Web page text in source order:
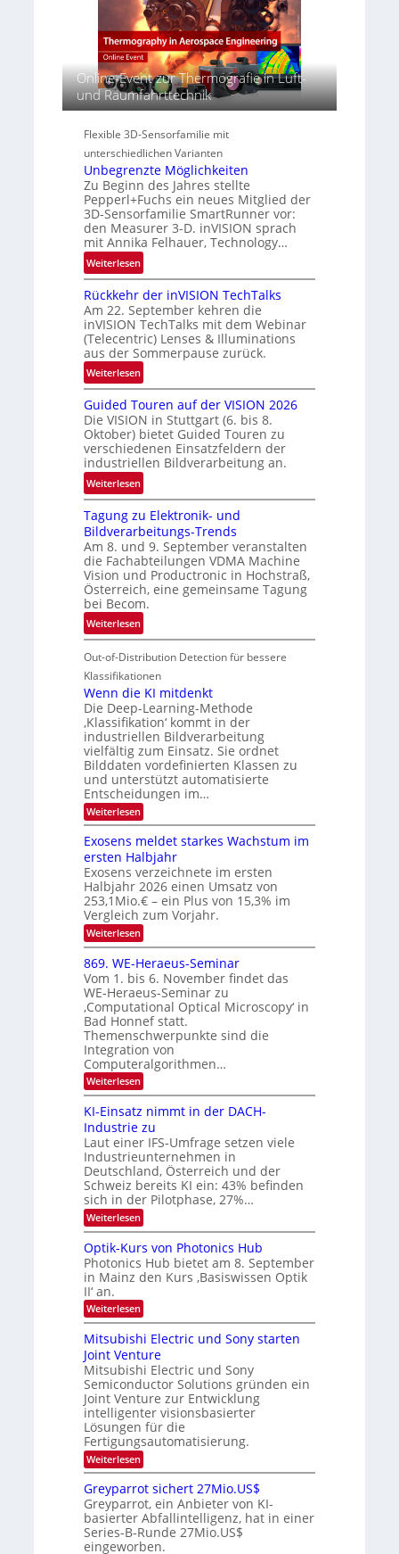
a
c
t
s
S
r
i
e
s
-
B
-
R
u
d
e
E
M
E
A
-
e
g
i
o
n
p
e
r
s
p
t
r
a
l
N
e
w
s
‘
Online-Event zur Thermografie in Luft-
und Raumfahrttechnik
Flexible 3D-Sensorfamilie mit
unterschiedlichen Varianten
Unbegrenzte Möglichkeiten
Zu Beginn des Jahres stellte
Pepperl+Fuchs ein neues Mitglied der
3D-Sensorfamilie SmartRunner vor:
den Measurer 3-D. inVISION sprach
mit Annika Felhauer, Technology…
Weiterlesen:
U
n
b
e
g
r
e
z
t
e
M
ö
g
l
i
c
h
k
e
i
t
e
Rückkehr der inVISION TechTalks
Am 22. September kehren die
inVISION TechTalks mit dem Webinar
(Telecentric) Lenses & Illuminations
aus der Sommerpause zurück.
Weiterlesen:
R
ü
c
k
k
e
h
d
e
r
i
n
V
I
S
I
O
N
T
e
c
h
T
a
l
k
s
Guided Touren auf der VISION 2026
Die VISION in Stuttgart (6. bis 8.
Oktober) bietet Guided Touren zu
verschiedenen Einsatzfeldern der
industriellen Bildverarbeitung an.
Weiterlesen:
G
u
i
d
e
d
T
o
u
r
a
u
d
e
r
V
I
S
I
O
N
2
0
2
6
Tagung zu Elektronik- und
Bildverarbeitungs-Trends
Am 8. und 9. September veranstalten
die Fachabteilungen VDMA Machine
Vision und Productronic in Hochstraß,
Österreich, eine gemeinsame Tagung
bei Becom.
Weiterlesen:
T
a
g
u
n
g
z
u
E
l
e
k
t
r
o
n
i
k
-
u
n
d
B
i
l
d
v
e
r
a
r
b
e
i
t
u
n
g
s
-
T
r
e
n
d
s
Out-of-Distribution Detection für bessere
Klassifikationen
Wenn die KI mitdenkt
Die Deep-Learning-Methode
‚Klassifikation‘ kommt in der
industriellen Bildverarbeitung
vielfältig zum Einsatz. Sie ordnet
Bilddaten vordefinierten Klassen zu
und unterstützt automatisierte
Entscheidungen im…
Weiterlesen:
W
n
n
d
i
e
K
I
m
i
t
d
e
n
k
t
Exosens meldet starkes Wachstum im
ersten Halbjahr
Exosens verzeichnete im ersten
Halbjahr 2026 einen Umsatz von
253,1Mio.€ – ein Plus von 15,3% im
Vergleich zum Vorjahr.
Weiterlesen:
E
x
o
s
e
n
s
m
e
l
d
e
t
s
t
a
r
k
e
s
W
a
c
h
s
t
u
m
m
e
r
s
t
e
n
H
a
l
b
j
a
h
869. WE-Heraeus-Seminar
Vom 1. bis 6. November findet das
WE-Heraeus-Seminar zu
‚Computational Optical Microscopy‘ in
Bad Honnef statt.
Themenschwerpunkte sind die
Integration von
Computeralgorithmen…
Weiterlesen:
8
9
.
W
E
-
H
e
r
a
e
u
s
-
S
m
i
a
r
KI-Einsatz nimmt in der DACH-
Industrie zu
Laut einer IFS-Umfrage setzen viele
Industrieunternehmen in
Deutschland, Österreich und der
Schweiz bereits KI ein: 43% befinden
sich in der Pilotphase, 27%…
Weiterlesen:
K
-
E
i
s
a
z
n
i
m
m
t
i
n
d
e
r
A
C
H
-
I
Optik-Kurs von Photonics Hub
Photonics Hub bietet am 8. September
in Mainz den Kurs ‚Basiswissen Optik
II‘ an.
Weiterlesen:
O
p
t
i
k
-
K
u
r
s
v
o
n
P
h
o
t
o
n
Mitsubishi Electric und Sony starten
Joint Venture
Mitsubishi Electric und Sony
Semiconductor Solutions gründen ein
Joint Venture zur Entwicklung
intelligenter visionsbasierter
Lösungen für die
Fertigungsautomatisierung.
Weiterlesen:
M
t
s
u
b
i
Greyparrot sichert 27Mio.US$
Greyparrot, ein Anbieter von KI-
basierter Abfallintelligenz, hat in einer
Series-B-Runde 27Mio.US$
eingeworben.